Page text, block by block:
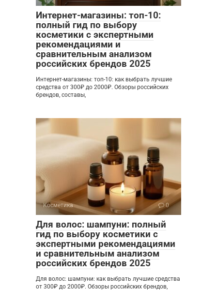
Интернет-магазины: топ-10:
полный гид по выбору
косметики с экспертными
рекомендациями и
сравнительным анализом
российских брендов 2025
Интернет-магазины: топ-10: как выбрать лучшие
средства от 300₽ до 2000₽. Обзоры российских
брендов, составы,
Косметика 0
Для волос: шампуни: полный
гид по выбору косметики с
экспертными рекомендациями
и сравнительным анализом
российских брендов 2025
Для волос: шампуни: как выбрать лучшие средства
от 300₽ до 2000₽. Обзоры российских брендов,